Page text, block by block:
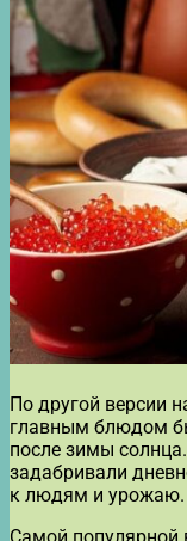
По другой версии
главным блюдом
после зимы
задабривали
к людям и урожаю.